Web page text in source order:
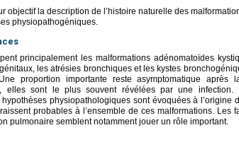
objectif la description de l’histoire naturelle des
physiopathogéniques.
principalement les malformations adénomatoïdes
les atrésies bronchiques et les kystes
proportion importante reste asymptomatique après
elles sont le plus souvent révélées par une infection.
physiopathologiques sont évoquées à l’origine
probables à l’ensemble de ces malformations. Les
pulmonaire semblent notamment jouer un rôle important.